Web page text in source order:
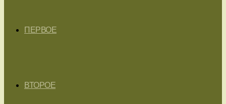
ПЕРВОЕ
ВТОРОЕ